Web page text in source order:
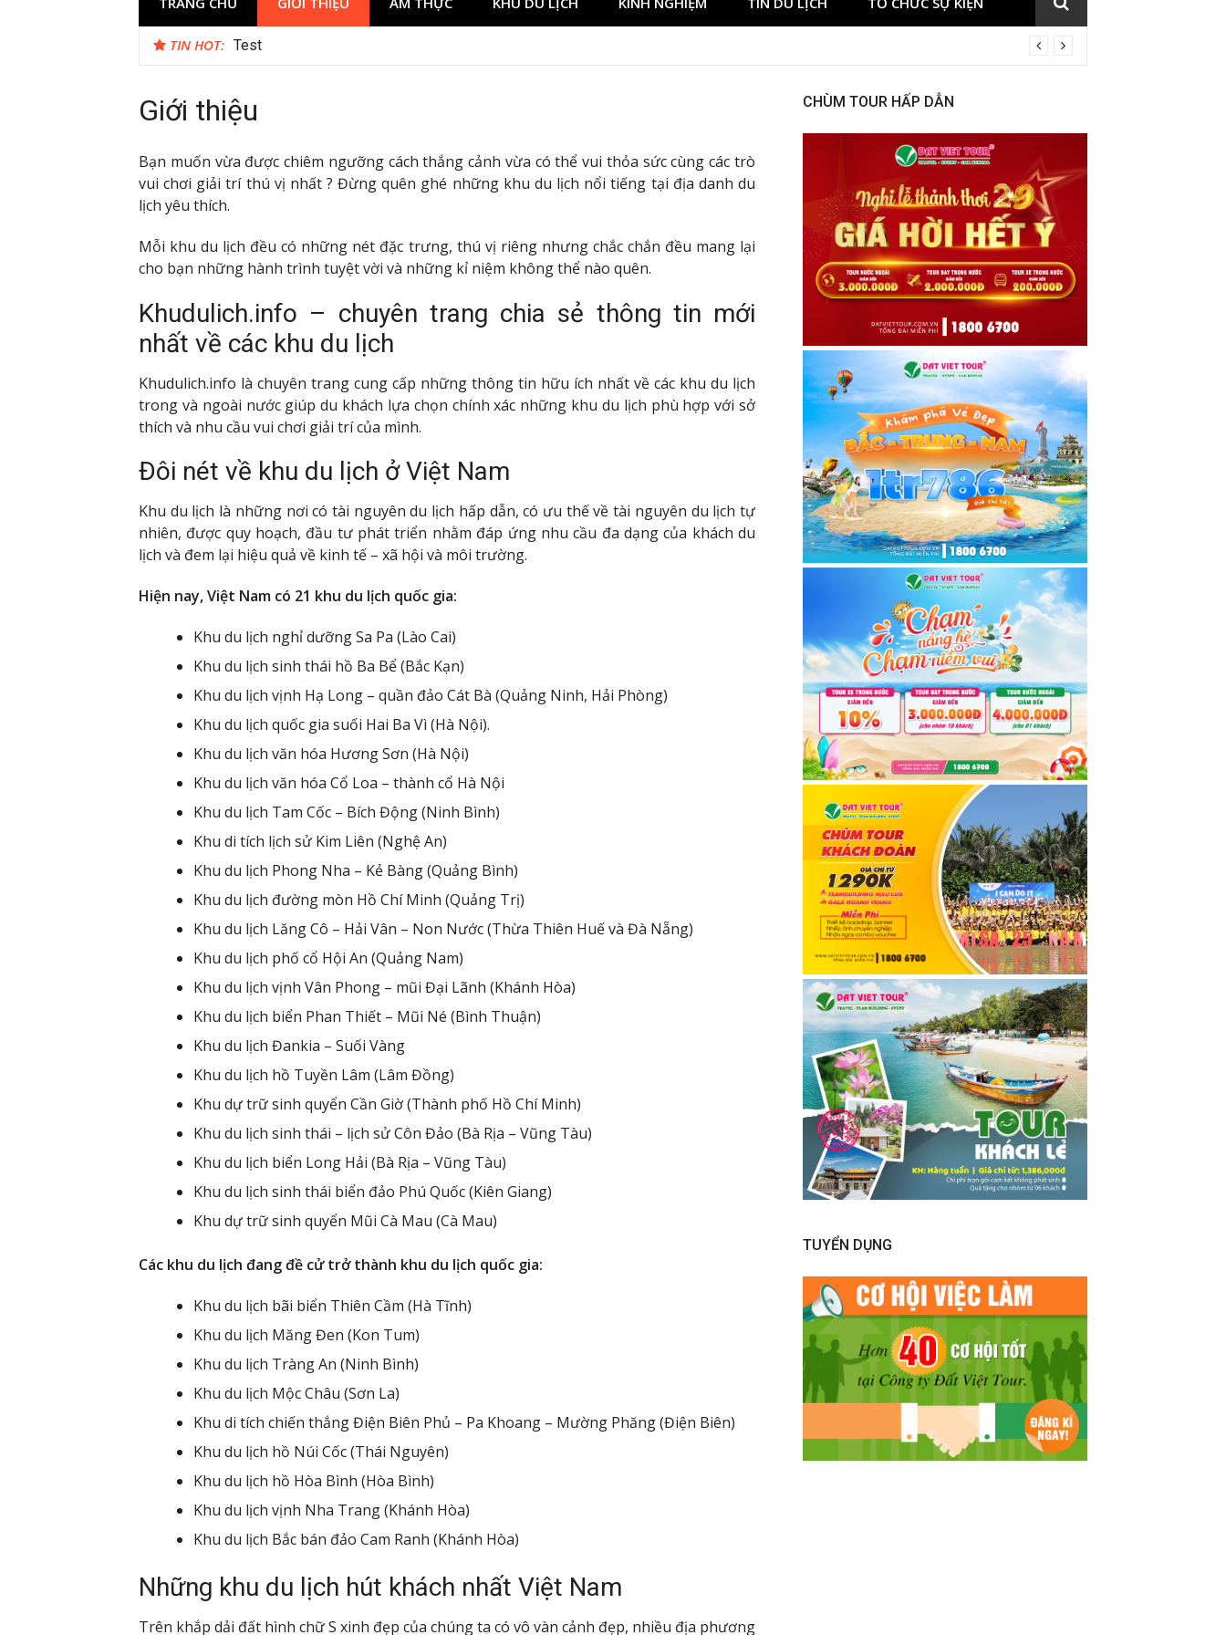
TIN HOT: Reviewing Transaction History at BetNinja UK
Giới thiệu
Bạn muốn vừa được chiêm ngưỡng cách thắng cảnh vừa có thể vui thỏa sức cùng các trò
vui chơi giải trí thú vị nhất ? Đừng quên ghé những khu du lịch nổi tiếng tại địa danh du
lịch yêu thích.
Mỗi khu du lịch đều có những nét đặc trưng, thú vị riêng nhưng chắc chắn đều mang lại
cho bạn những hành trình tuyệt vời và những kỉ niệm không thể nào quên.
Khudulich.info – chuyên trang chia sẻ thông tin mới
nhất về các khu du lịch
Khudulich.info là chuyên trang cung cấp những thông tin hữu ích nhất về các khu du lịch
trong và ngoài nước giúp du khách lựa chọn chính xác những khu du lịch phù hợp với sở
thích và nhu cầu vui chơi giải trí của mình.
Đôi nét về khu du lịch ở Việt Nam
Khu du lịch là những nơi có tài nguyên du lịch hấp dẫn, có ưu thế về tài nguyên du lịch tự
nhiên, được quy hoạch, đầu tư phát triển nhằm đáp ứng nhu cầu đa dạng của khách du
lịch và đem lại hiệu quả về kinh tế – xã hội và môi trường.
Hiện nay, Việt Nam có 21 khu du lịch quốc gia:
Khu du lịch nghỉ dưỡng Sa Pa (Lào Cai)
Khu du lịch sinh thái hồ Ba Bể (Bắc Kạn)
Khu du lịch vịnh Hạ Long – quần đảo Cát Bà (Quảng Ninh, Hải Phòng)
Khu du lịch quốc gia suối Hai Ba Vì (Hà Nội).
Khu du lịch văn hóa Hương Sơn (Hà Nội)
Khu du lịch văn hóa Cổ Loa – thành cổ Hà Nội
Khu du lịch Tam Cốc – Bích Động (Ninh Bình)
Khu di tích lịch sử Kim Liên (Nghệ An)
Khu du lịch Phong Nha – Kẻ Bàng (Quảng Bình)
Khu du lịch đường mòn Hồ Chí Minh (Quảng Trị)
Khu du lịch Lăng Cô – Hải Vân – Non Nước (Thừa Thiên Huế và Đà Nẵng)
Khu du lịch phố cổ Hội An (Quảng Nam)
Khu du lịch vịnh Vân Phong – mũi Đại Lãnh (Khánh Hòa)
Khu du lịch biển Phan Thiết – Mũi Né (Bình Thuận)
Khu du lịch Đankia – Suối Vàng
Khu du lịch hồ Tuyền Lâm (Lâm Đồng)
Khu dự trữ sinh quyển Cần Giờ (Thành phố Hồ Chí Minh)
Khu du lịch sinh thái – lịch sử Côn Đảo (Bà Rịa – Vũng Tàu)
Khu du lịch biển Long Hải (Bà Rịa – Vũng Tàu)
Khu du lịch sinh thái biển đảo Phú Quốc (Kiên Giang)
Khu dự trữ sinh quyển Mũi Cà Mau (Cà Mau)
Các khu du lịch đang đề cử trở thành khu du lịch quốc gia:
Khu du lịch bãi biển Thiên Cầm (Hà Tĩnh)
Khu du lịch Măng Đen (Kon Tum)
Khu du lịch Tràng An (Ninh Bình)
Khu du lịch Mộc Châu (Sơn La)
Khu di tích chiến thắng Điện Biên Phủ – Pa Khoang – Mường Phăng (Điện Biên)
Khu du lịch hồ Núi Cốc (Thái Nguyên)
Khu du lịch hồ Hòa Bình (Hòa Bình)
Khu du lịch vịnh Nha Trang (Khánh Hòa)
Khu du lịch Bắc bán đảo Cam Ranh (Khánh Hòa)
Những khu du lịch hút khách nhất Việt Nam
Trên khắp dải đất hình chữ S xinh đẹp của chúng ta có vô vàn cảnh đẹp, nhiều địa phương
CHÙM TOUR HẤP DẪN
TUYỂN DỤNG